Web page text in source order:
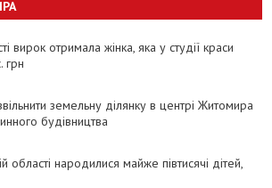
вирок отримала жінка, яка у студії краси
грн
земельну ділянку в центрі Житомира
будівництва
області народилися майже півтисячі дітей,